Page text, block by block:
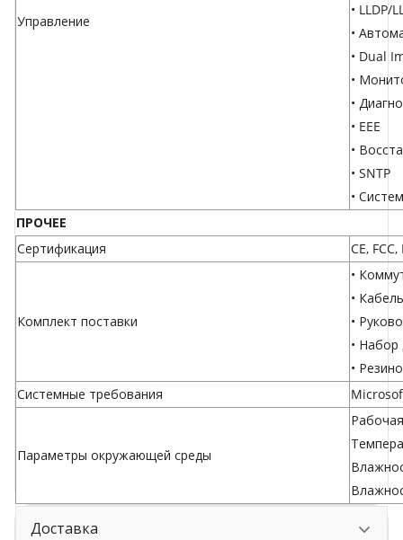
Управление
• LLDP/
•
• Dual
•
•
• EEE
•
• SNTP
•
ПРОЧЕЕ
Сертификация
CE, FCC,
Комплект поставки
•
•
•
•
•
Системные требования
Параметры окружающей среды
Доставка